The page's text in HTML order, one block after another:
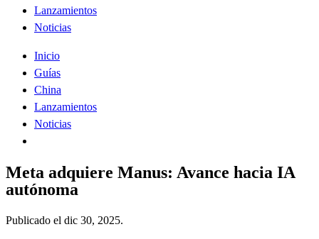
Lanzamientos
Noticias
Inicio
Guías
China
Lanzamientos
Noticias
Meta adquiere Manus: Avance hacia IA
autónoma
Publicado el dic 30, 2025.